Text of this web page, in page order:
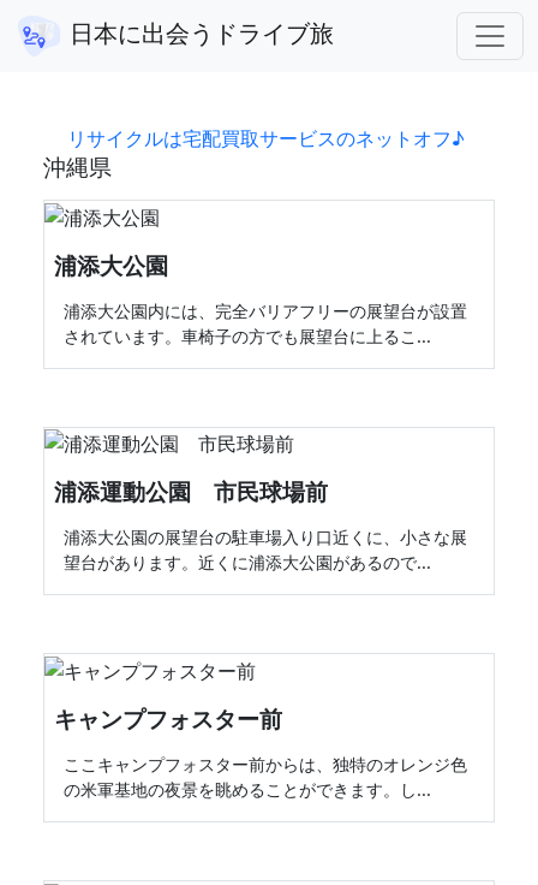
日本に出会うドライブ旅
アフィリエイト広告を利用しています。
リサイクルは宅配買取サービスのネットオフ♪
沖縄県
浦添大公園
浦添大公園内には、完全バリアフリーの展望台が設置
されています。車椅子の方でも展望台に上るこ...
浦添運動公園 市民球場前
浦添大公園の展望台の駐車場入り口近くに、小さな展
望台があります。近くに浦添大公園があるので...
キャンプフォスター前
ここキャンプフォスター前からは、独特のオレンジ色
の米軍基地の夜景を眺めることができます。し...